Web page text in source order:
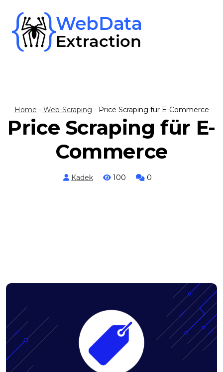
content
Home - Web-Scraping - Price Scraping für E-Commerce
Price Scraping für E-
Commerce
Kadek 100 0